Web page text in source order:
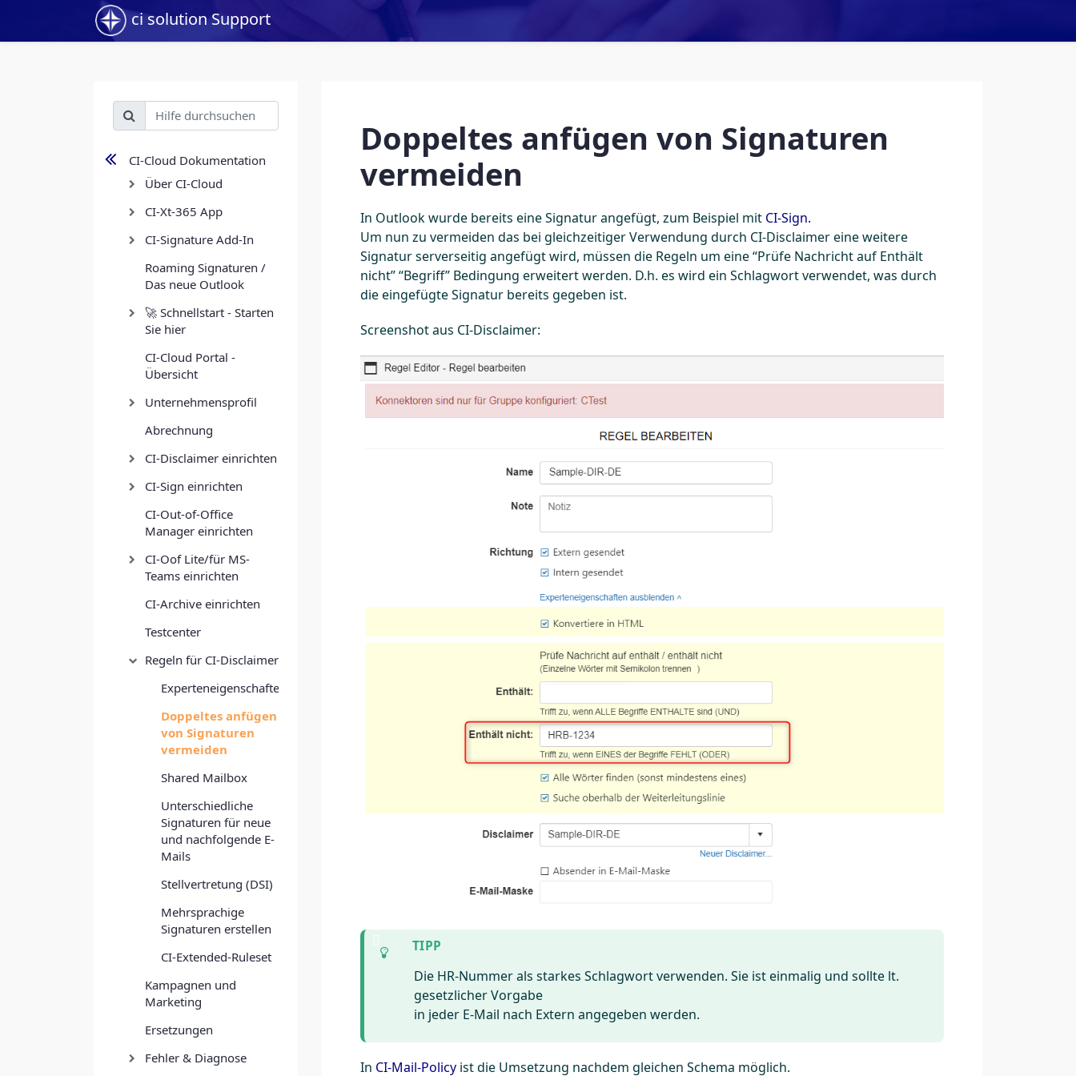
ci solution Support
CI-Cloud Dokumentation
Über CI-Cloud
CI-Xt-365 App
CI-Signature Add-In
Roaming Signaturen /
Das neue Outlook
🚀 Schnellstart - Starten
Sie hier
CI-Cloud Portal -
Übersicht
Unternehmensprofil
Abrechnung
CI-Disclaimer einrichten
CI-Sign einrichten
CI-Out-of-Office
Manager einrichten
CI-Oof Lite/für MS-
Teams einrichten
CI-Archive einrichten
Testcenter
Regeln für CI-Disclaimer
Experteneigenschaften
Doppeltes anfügen
von Signaturen
vermeiden
Shared Mailbox
Unterschiedliche
Signaturen für neue
und nachfolgende E-
Mails
Stellvertretung (DSI)
Mehrsprachige
Signaturen erstellen
CI-Extended-Ruleset
Kampagnen und
Marketing
Ersetzungen
Fehler & Diagnose
Doppeltes anfügen von Signaturen
vermeiden
In Outlook wurde bereits eine Signatur angefügt, zum Beispiel mit CI-Sign.
Um nun zu vermeiden das bei gleichzeitiger Verwendung durch CI-Disclaimer eine weitere
Signatur serverseitig angefügt wird, müssen die Regeln um eine “Prüfe Nachricht auf Enthält
nicht” “Begriff” Bedingung erweitert werden. D.h. es wird ein Schlagwort verwendet, was durch
die eingefügte Signatur bereits gegeben ist.
Screenshot aus CI-Disclaimer:
Die HR-Nummer als starkes Schlagwort verwenden. Sie ist einmalig und sollte lt.
gesetzlicher Vorgabe
in jeder E-Mail nach Extern angegeben werden.
In CI-Mail-Policy ist die Umsetzung nachdem gleichen Schema möglich.